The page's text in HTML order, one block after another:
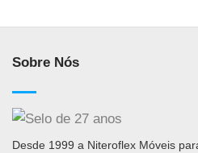
Sobre Nós
Desde 1999 a Niteroflex Móveis